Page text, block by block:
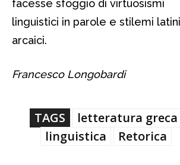
facesse sfoggio di virtuosismi
linguistici in parole e stilemi latini
arcaici.
Francesco Longobardi
TAGS
letteratura greca
linguistica
Retorica